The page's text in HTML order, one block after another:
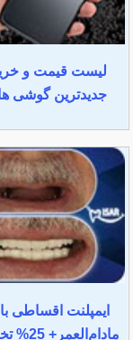
لیست قیمت و خرید
جدیدترین گوشی
ایمپلنت اقساطی
مادام‌العمر+ 25% تخفیف ویژه